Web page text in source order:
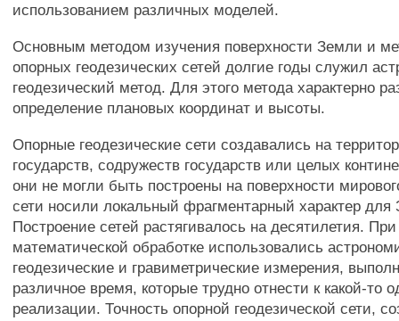
использованием различных моделей.
Основным методом изучения поверхности Земли и
опорных геодезических сетей долгие годы служил
геодезический метод. Для этого метода характерно
определение плановых координат и высоты.
Опорные геодезические сети создавались на
государств, содружеств государств или целых
они не могли быть построены на поверхности
сети носили локальный фрагментарный характер
Построение сетей растягивалось на десятилетия.
математической обработке использовались
геодезические и гравиметрические измерения,
различное время, которые трудно отнести к какой-то
реализации. Точность опорной геодезической сети,